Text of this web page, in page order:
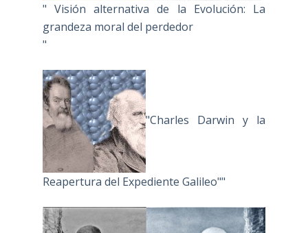
" Visión alternativa de la Evolución: La
grandeza moral del perdedor
"
"Charles Darwin y la
Reapertura del Expediente Galileo""